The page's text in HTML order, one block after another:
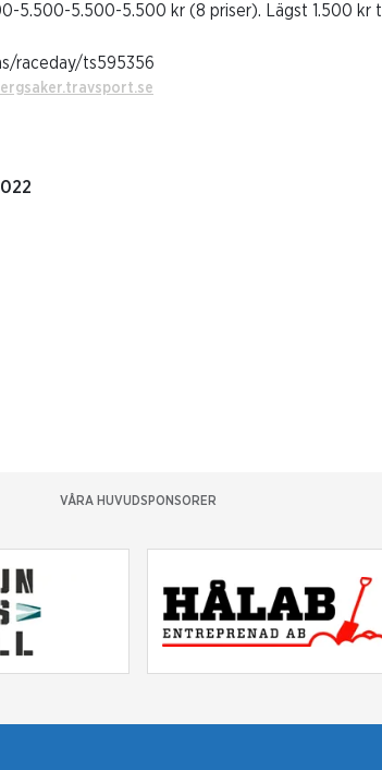
5.500-5.500-5.500 kr (8 priser). Lägst 1.500 kr
raceday/ts595356
VÅRA HUVUDSPONSORER